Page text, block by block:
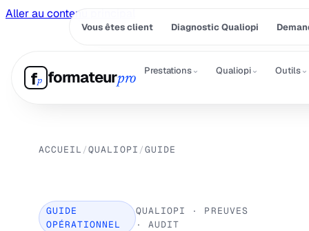
Aller au contenu principal
Vous êtes client Diagnostic Qualiopi
fp formateurpro
Prestations⌄ Qualiopi⌄ Outils⌄
ACCUEIL /QUALIOPI /GUIDE
GUIDE
OPÉRATIONNEL
QUALIOPI · PREUVES
· AUDIT